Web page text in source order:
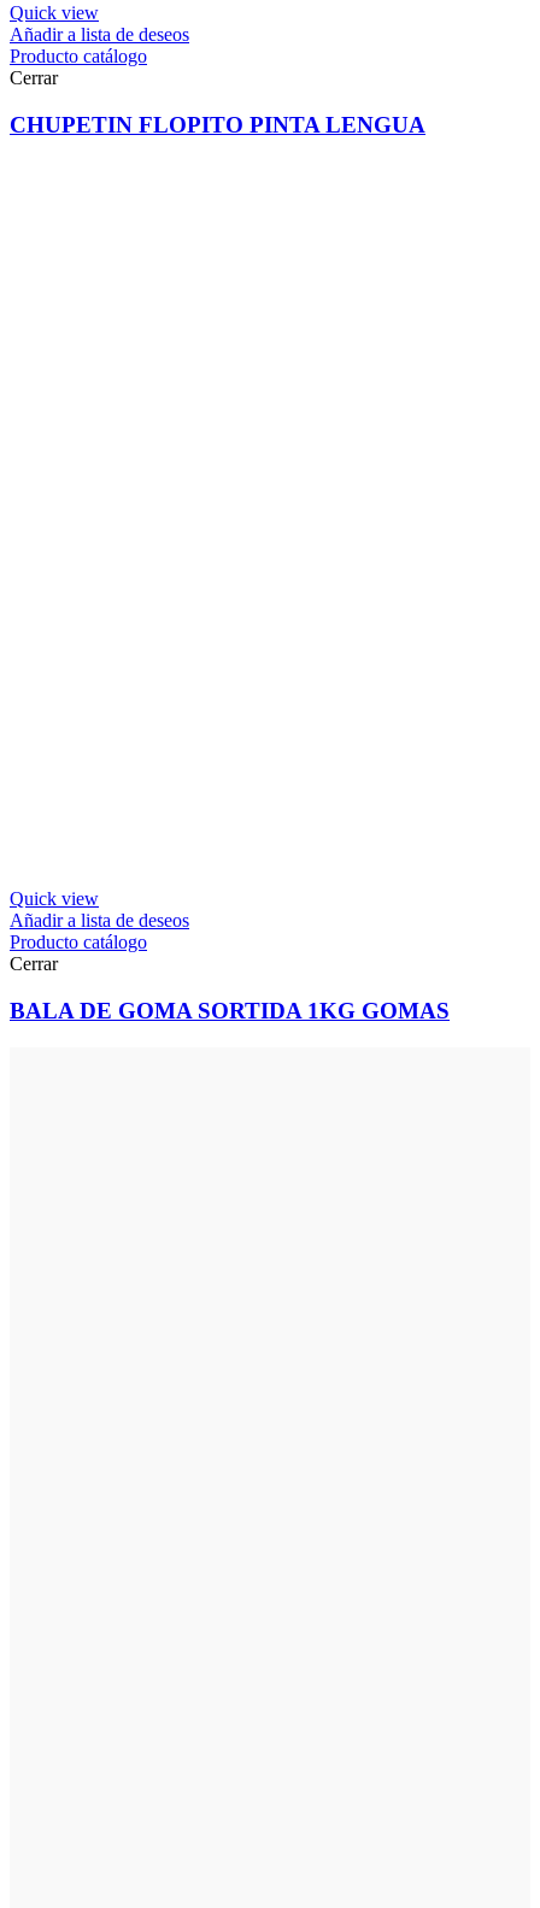
Quick view
Añadir a lista de deseos
Producto catálogo
Cerrar
CHUPETIN FLOPITO PINTA LENGUA
Quick view
Añadir a lista de deseos
Producto catálogo
Cerrar
BALA DE GOMA SORTIDA 1KG GOMAS